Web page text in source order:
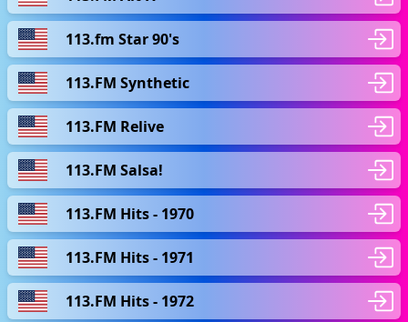
113.fm Star 90's
113.FM Synthetic
113.FM Relive
113.FM Salsa!
113.FM Hits - 1970
113.FM Hits - 1971
113.FM Hits - 1972